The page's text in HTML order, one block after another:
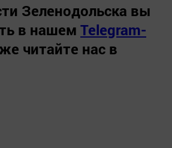
Зеленодольска вы
в нашем Telegram-
читайте нас в